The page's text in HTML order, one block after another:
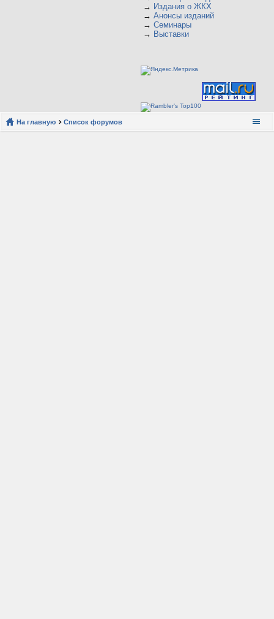
→ Издания о ЖКХ
→ Анонсы изданий
→ Семинары
→ Выставки
На главную Список форумов